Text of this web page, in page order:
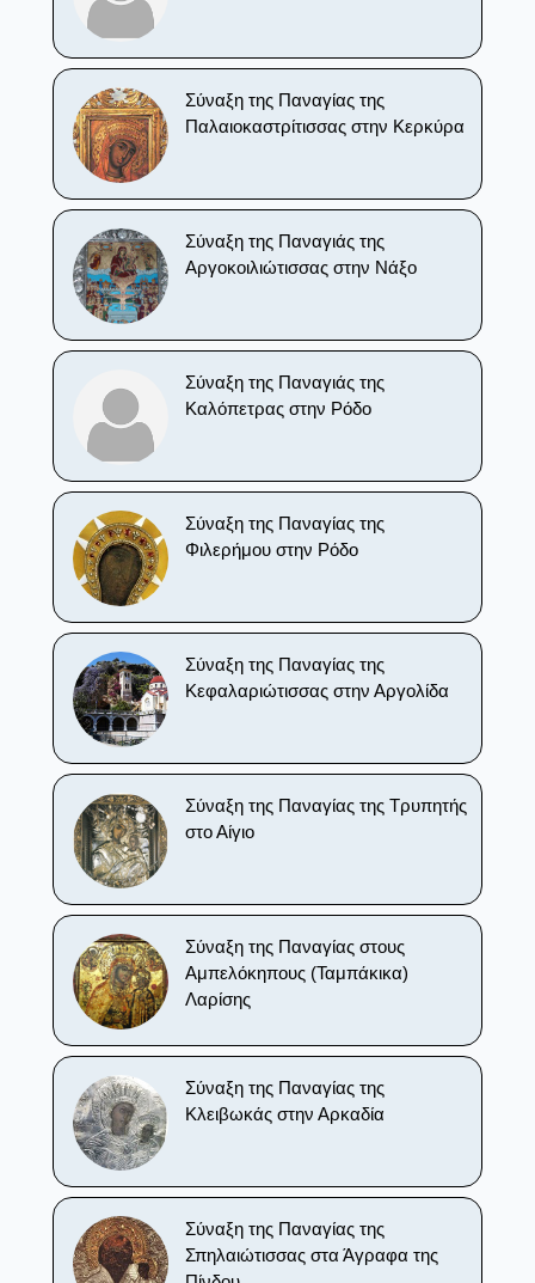
Σύναξη της Παναγίας της
Παλαιοκαστρίτισσας στην Κερκύρα
Σύναξη της Παναγιάς της
Αργοκοιλιώτισσας στην Νάξο
Σύναξη της Παναγιάς της
Καλόπετρας στην Ρόδο
Σύναξη της Παναγίας της
Φιλερήμου στην Ρόδο
Σύναξη της Παναγίας της
Κεφαλαριώτισσας στην Αργολίδα
Σύναξη της Παναγίας της Τρυπητής
στο Αίγιο
Σύναξη της Παναγίας στους
Αμπελόκηπους (Ταμπάκικα)
Λαρίσης
Σύναξη της Παναγίας της
Κλειβωκάς στην Αρκαδία
Σύναξη της Παναγίας της
Σπηλαιώτισσας στα Άγραφα της